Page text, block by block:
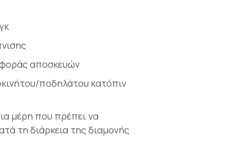
αποσκευών
ποδηλάτου κατόπιν
μέρη που πρέπει να
τη διάρκεια της διαμονής